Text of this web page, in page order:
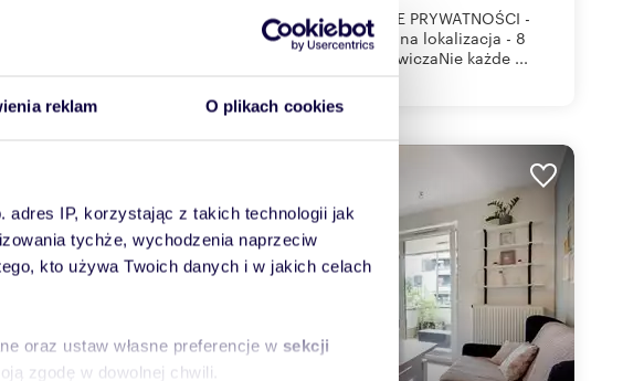
reklam O plikach cookies
adres IP, korzystając z takich technologii jak
tychże, wychodzenia naprzeciw
kto używa Twoich danych i w jakich celach
oraz ustaw własne preferencje w sekcji
zgodę w dowolnej chwili.
3 POKOJE, LOGGIA I POCZUCIE PRYWATNOŚCI -
MALBORSKA, TARGÓWEKIdealna lokalizacja - 8
min pieszo do Metra KondratowiczaNie każde ...